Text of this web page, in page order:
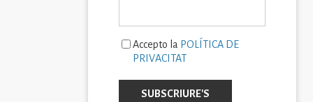
Accepto la POLÍTICA DE
PRIVACITAT